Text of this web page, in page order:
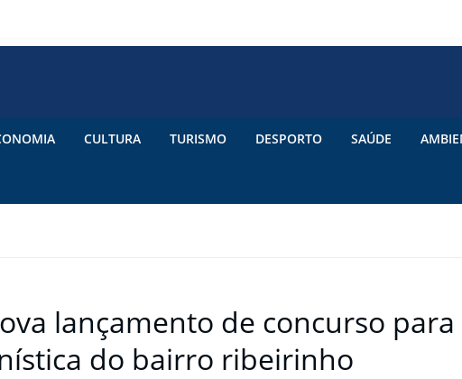
CULTURA TURISMO DESPORTO SAÚDE
lançamento de concurso para
do bairro ribeirinho